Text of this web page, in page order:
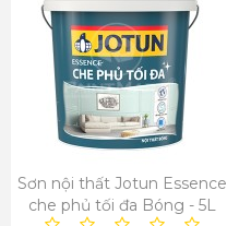
Sơn nội thất Jotun Essence
che phủ tối đa Bóng - 5L